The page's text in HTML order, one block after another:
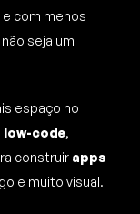
com menos
seja um
espaço no
low-code,
construir apps
e muito visual.